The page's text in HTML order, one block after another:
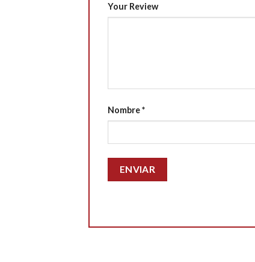
Your Review
Nombre*